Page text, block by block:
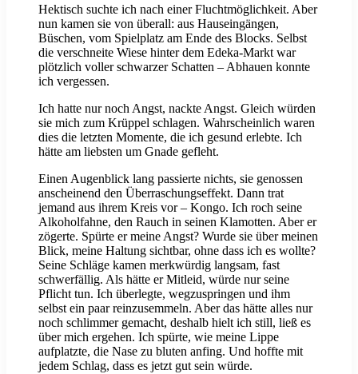
Hektisch suchte ich nach einer Fluchtmöglichkeit. Aber
nun kamen sie von überall: aus Hauseingängen,
Büschen, vom Spielplatz am Ende des Blocks. Selbst
die verschneite Wiese hinter dem Edeka-Markt war
plötzlich voller schwarzer Schatten – Abhauen konnte
ich vergessen.
Ich hatte nur noch Angst, nackte Angst. Gleich würden
sie mich zum Krüppel schlagen. Wahrscheinlich waren
dies die letzten Momente, die ich gesund erlebte. Ich
hätte am liebsten um Gnade gefleht.
Einen Augenblick lang passierte nichts, sie genossen
anscheinend den Überraschungseffekt. Dann trat
jemand aus ihrem Kreis vor – Kongo. Ich roch seine
Alkoholfahne, den Rauch in seinen Klamotten. Aber er
zögerte. Spürte er meine Angst? Wurde sie über meinen
Blick, meine Haltung sichtbar, ohne dass ich es wollte?
Seine Schläge kamen merkwürdig langsam, fast
schwerfällig. Als hätte er Mitleid, würde nur seine
Pflicht tun. Ich überlegte, wegzuspringen und ihm
selbst ein paar reinzusemmeln. Aber das hätte alles nur
noch schlimmer gemacht, deshalb hielt ich still, ließ es
über mich ergehen. Ich spürte, wie meine Lippe
aufplatzte, die Nase zu bluten anfing. Und hoffte mit
jedem Schlag, dass es jetzt gut sein würde.